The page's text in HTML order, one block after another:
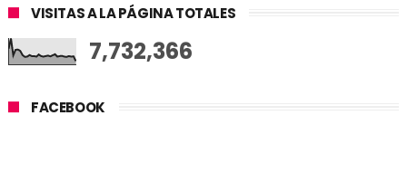
VISITAS A LA PÁGINA TOTALES
7,732,366
FACEBOOK